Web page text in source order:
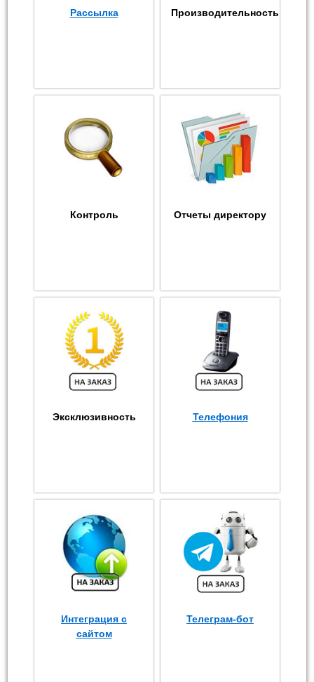
Рассылка Производительность
Контроль Отчеты директору
Эксклюзивность Телефония
Интеграция с
сайтом
Телеграм-бот